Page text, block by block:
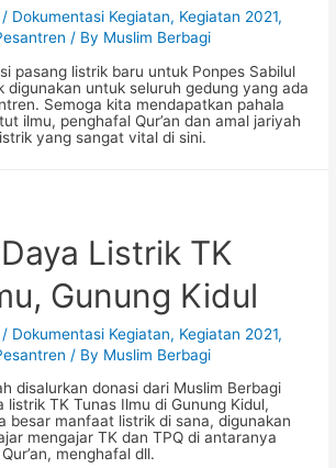
/ Dokumentasi Kegiatan, Kegiatan 2021,
/ By Muslim Berbagi
pasang listrik baru untuk Ponpes Sabilul
digunakan untuk seluruh gedung yang ada
Semoga kita mendapatkan pahala
ilmu, penghafal Qur’an dan amal jariyah
yang sangat vital di sini.
Listrik TK
Gunung Kidul
/ Dokumentasi Kegiatan, Kegiatan 2021,
/ By Muslim Berbagi
disalurkan donasi dari Muslim Berbagi
TK Tunas Ilmu di Gunung Kidul,
besar manfaat listrik di sana, digunakan
mengajar TK dan TPQ di antaranya
menghafal dll.